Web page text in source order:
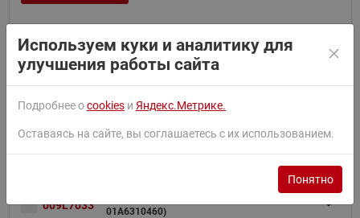
GBC 28s Кран шаровой
009L7033
01A6310460)
Используем куки и аналитику для
улучшения работы сайта
Подробнее оcookies и Яндекс.Метрике.
Оставаясь на сайте, вы соглашаетесь с их использованием.
Понятно